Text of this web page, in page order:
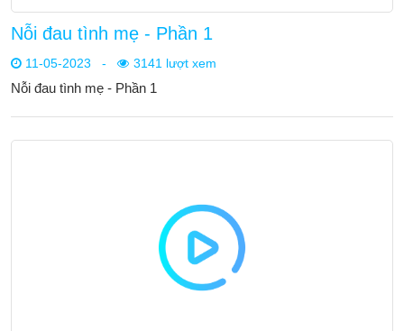
Nỗi đau tình mẹ - Phần 1
11-05-2023 - 3141 lượt xem
Nỗi đau tình mẹ - Phần 1